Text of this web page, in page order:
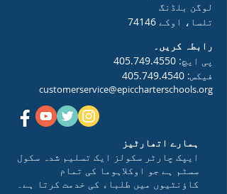
لوگن بلڈنگ
تلسا، اوکے 74146
رابطہ کریں۔
پی ایچ: 405.749.4550
فیکس: 405.749.4540
customerservice@epiccharterschools.org
ہمارے اتھارٹیز
ایپک چارٹر سکولز ایک تسلیم شدہ سکول
سسٹم ہے جو اوکلاہوما کی تمام
کاؤنٹیوں میں طلباء کی خدمت کرتا ہے۔